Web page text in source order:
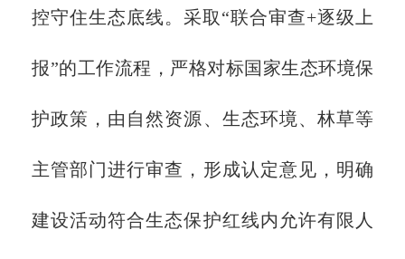
控守住生态底线。采取“联合审查+逐级上
报”的工作流程，严格对标国家生态环境保
护政策，由自然资源、生态环境、林草等
主管部门进行审查，形成认定意见，明确
建设活动符合生态保护红线内允许有限人